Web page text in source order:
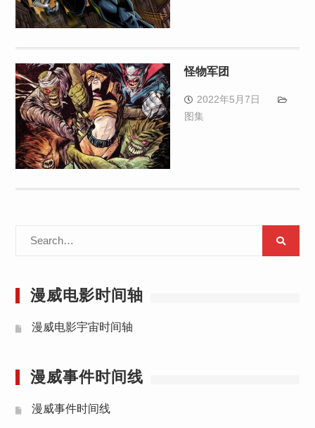
怪物军团
2022年5月7日
图集
漫威电影时间轴
漫威电影宇宙时间轴
漫威事件时间线
漫威事件时间线